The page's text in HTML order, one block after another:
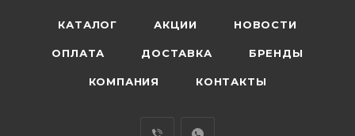
КАТАЛОГ АКЦИИ НОВОСТИ
ОПЛАТА ДОСТАВКА БРЕНДЫ
КОМПАНИЯ КОНТАКТЫ